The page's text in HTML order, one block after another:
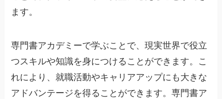
ます。
専門書アカデミーで学ぶことで、現実世界で役立
つスキルや知識を身につけることができます。こ
れにより、就職活動やキャリアアップにも大きな
アドバンテージを得ることができます。専門書ア